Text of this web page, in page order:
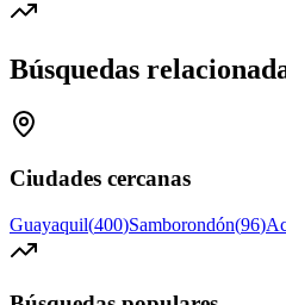
Búsquedas
Ciudades cercanas
Guayaquil(400)Samborondón(96)